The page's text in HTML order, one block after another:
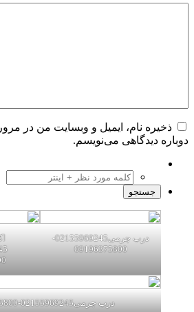
ذخیره نام، ایمیل و وبسایت من در
دوباره دیدگاهی می‌نویسم.
درب چرمی02155969245-
09196375800
درب چرمی02155969245-09196375800